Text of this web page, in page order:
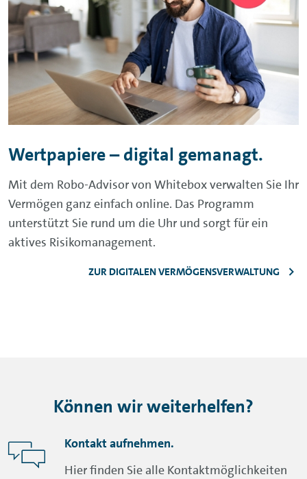
Wertpapiere – digital gemanagt.
Mit dem Robo-Advisorvon Whiteboxverwalten Sie Ihr
Vermögen ganz einfach online. Das Programm
unterstützt Sie rund um die Uhr und sorgt für ein
aktives Risikomanagement.
ZUR DIGITALEN VERMÖGENSVERWALTUNG
Können wir weiterhelfen?
Kontakt aufnehmen.
Hier finden Sie alle Kontaktmöglichkeiten